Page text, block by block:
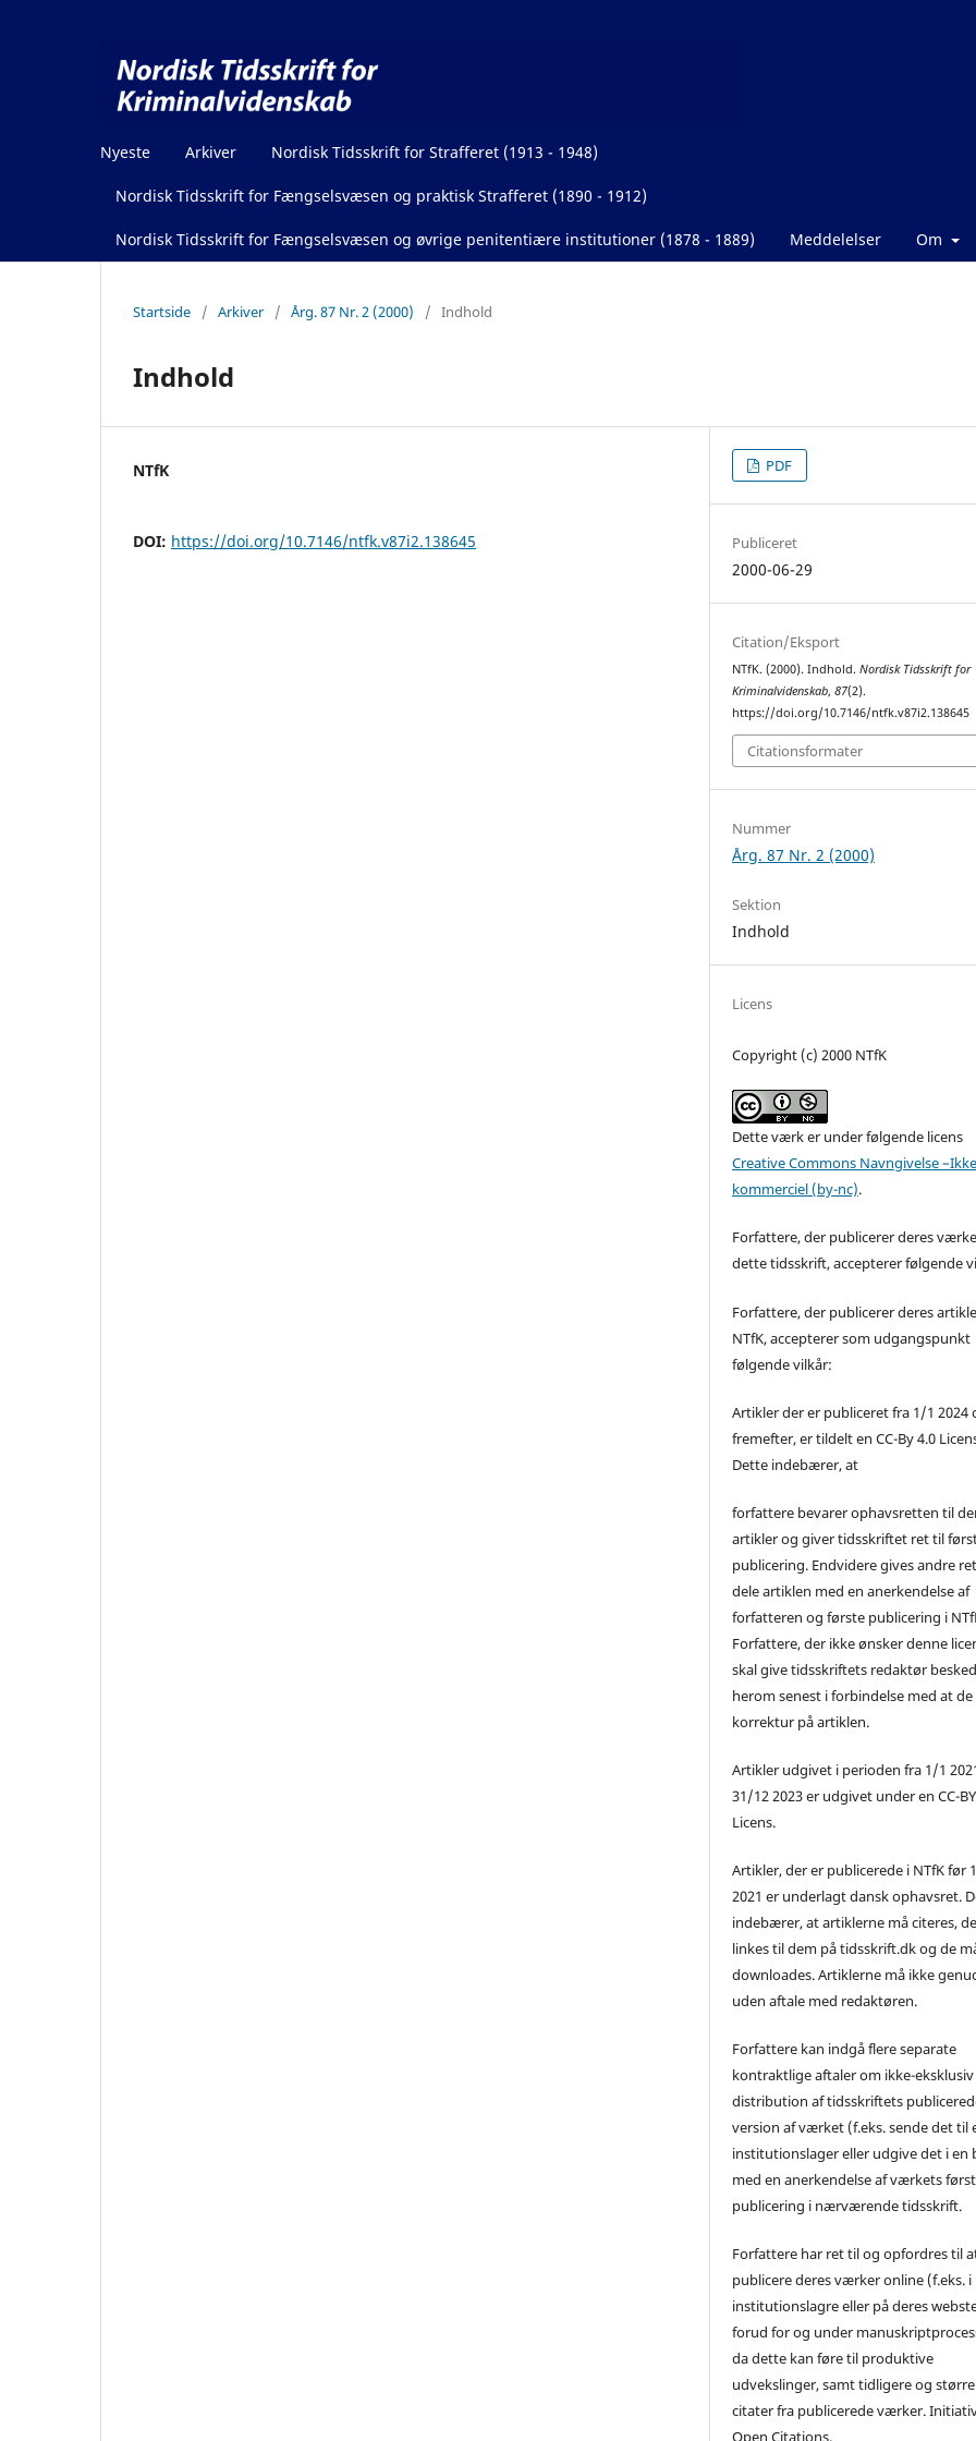
Nyeste Arkiver Nordisk Tidsskrift for Strafferet (1913 - 1948)
Nordisk Tidsskrift for Fængselsvæsen og praktisk Strafferet (1890 - 1912)
Nordisk Tidsskrift for Fængselsvæsen og øvrige penitentiære institutioner (1878 - 1889) Meddelelser Om
Startside / Arkiver / Årg. 87 Nr. 2 (2000) / Indhold
Indhold
NTfK
DOI: https://doi.org/10.7146/ntfk.v87i2.138645
PDF
Publiceret
2000-06-29
Citation/Eksport
NTfK. (2000). Indhold.Nordisk Tidsskrift for
Kriminalvidenskab,87(2).
https://doi.org/10.7146/ntfk.v87i2.138645
Citationsformater
Nummer
Årg. 87 Nr. 2 (2000)
Sektion
Indhold
Licens
Copyright (c) 2000 NTfK
Dette værk er under følgende licens
Creative Commons Navngivelse
kommerciel (by-nc).
Forfattere, der publicerer deres
dette tidsskrift, accepterer følgende
Forfattere, der publicerer deres
NTfK, accepterer som udgangspunkt
følgende vilkår:
Artikler der er publiceret fra 1/1 2024
fremefter, er tildelt en CC-By 4.0
Dette indebærer, at
forfattere bevarer ophavsretten til
artikler og giver tidsskriftet ret til
publicering. Endvidere gives andre
dele artiklen med en anerkendelse af
forfatteren og første publicering i
Forfattere, der ikke ønsker denne
skal give tidsskriftets redaktør besked
herom senest i forbindelse med at
korrektur på artiklen.
Artikler udgivet i perioden fra 1/1
31/12 2023 er udgivet under en CC-
Licens.
Artikler, der er publicerede i NTfK før
2021 er underlagt dansk ophavsret.
indebærer, at artiklerne må citeres,
linkes til dem på tidsskrift.dk og de
downloades. Artiklerne må ikke
uden aftale med redaktøren.
Forfattere kan indgå flere separate
kontraktlige aftaler om ikke-eksklusiv
distribution af tidsskriftets
version af værket (f.eks. sende det til
institutionslager eller udgive det i en
med en anerkendelse af værkets
publicering i nærværende tidsskrift.
Forfattere har ret til og opfordres til
publicere deres værker online (f.eks. i
institutionslagre eller på deres
forud for og under
da dette kan føre til produktive
udvekslinger, samt tidligere og større
citater fra publicerede værker.
Open Citations.